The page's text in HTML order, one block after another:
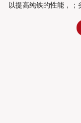
以提高纯铁的性能，；